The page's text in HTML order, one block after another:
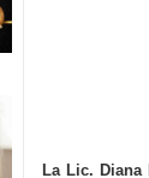
La Lic. Diana